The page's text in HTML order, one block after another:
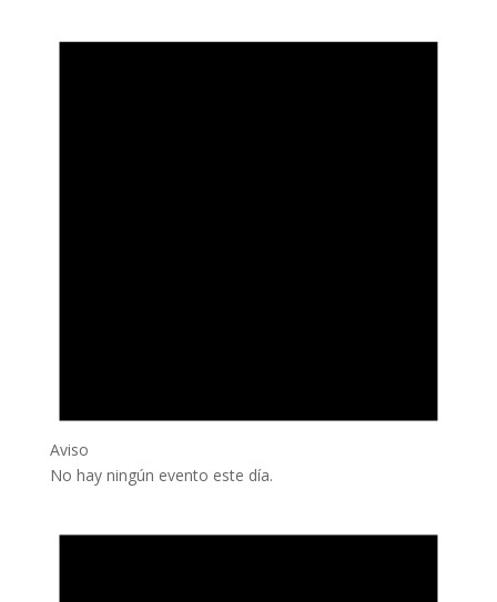
Aviso
No hay ningún evento este día.